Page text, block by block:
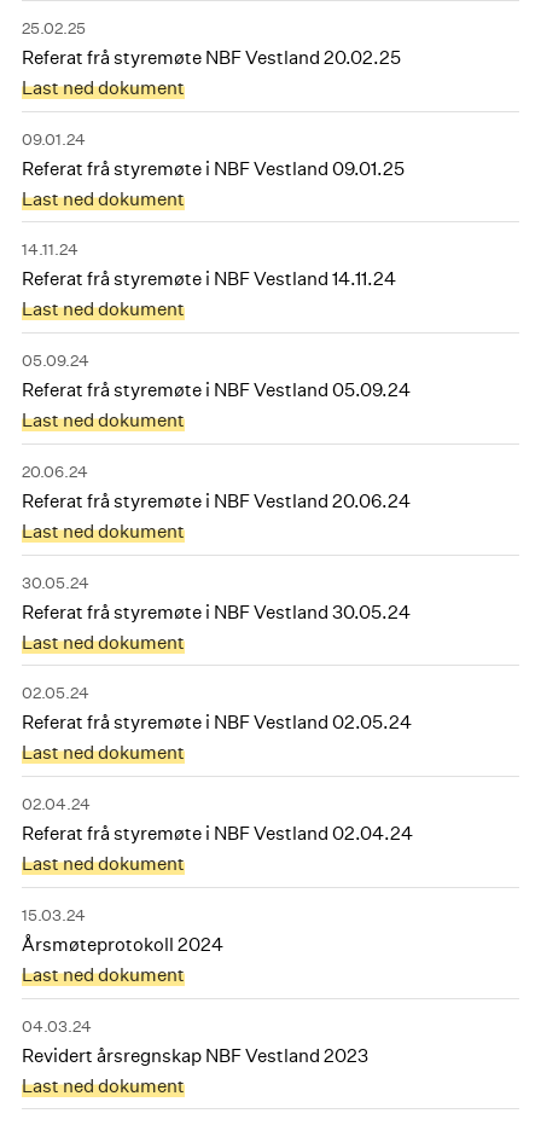
25.02.25
Referat frå styremøte NBF Vestland 20.02.25
Last ned dokument
09.01.24
Referat frå styremøte i NBF Vestland 09.01.25
Last ned dokument
14.11.24
Referat frå styremøte i NBF Vestland 14.11.24
Last ned dokument
05.09.24
Referat frå styremøte i NBF Vestland 05.09.24
Last ned dokument
20.06.24
Referat frå styremøte i NBF Vestland 20.06.24
Last ned dokument
30.05.24
Referat frå styremøte i NBF Vestland 30.05.24
Last ned dokument
02.05.24
Referat frå styremøte i NBF Vestland 02.05.24
Last ned dokument
02.04.24
Referat frå styremøte i NBF Vestland 02.04.24
Last ned dokument
15.03.24
Årsmøteprotokoll 2024
Last ned dokument
04.03.24
Revidert årsregnskap NBF Vestland 2023
Last ned dokument